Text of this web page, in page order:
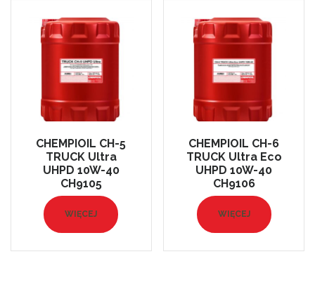
CHEMPIOIL CH-5
TRUCK Ultra
UHPD 10W-40
CH9105
WIĘCEJ
CHEMPIOIL CH-6
TRUCK Ultra Eco
UHPD 10W-40
CH9106
WIĘCEJ